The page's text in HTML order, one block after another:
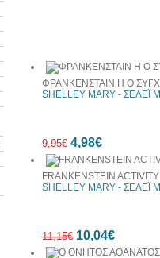
ΦΡΑΝΚΕΝΣΤΑΙΝ Η Ο
SHELLEY MARY - ΣΕΛΕΪ
9,95€ 4,98€
FRANKENSTEIN
SHELLEY MARY - ΣΕΛΕΪ
11,15€ 10,04€